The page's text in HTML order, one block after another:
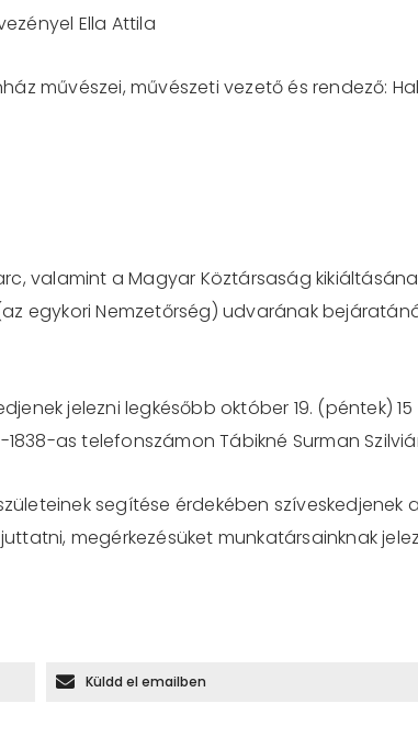
Ella Attila
művészei, művészeti vezető és rendező:
valamint a Magyar Köztársaság
egykori Nemzetőrség) udvarának
jelezni legkésőbb október 19. (péntek)
as telefonszámon Tábikné Surman
segítése érdekében
megérkezésüket munkatársainknak
Küldd el emailben